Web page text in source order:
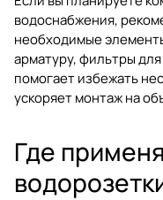
водоснабжения,
необходимые
арматуру,фильтры
помогает избежать
ускоряет монтаж на
Где